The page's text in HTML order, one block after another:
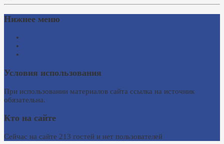
Нижнее меню
Условия использования
При использовании материалов сайта ссылка на источник
обязательна.
Кто на сайте
Сейчас на сайте 213 гостей и нет пользователей